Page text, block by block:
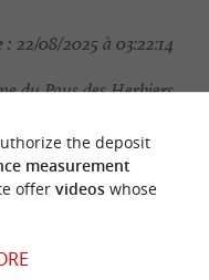
: 22/08/2025 à 03:22:14
du Pays des Herbiers
the deposit
measurement
offer videoswhose